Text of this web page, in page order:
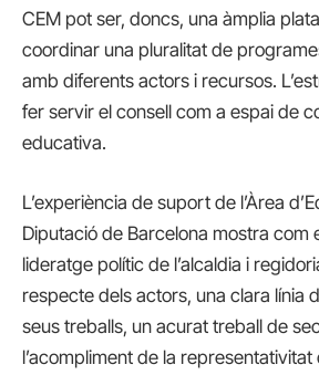
CEM pot ser, doncs, una àmplia
coordinar una pluralitat de
amb diferents actors i recursos.
fer servir el consell com a espai de
educativa.
L’experiència de suport de l’Àrea
Diputació de Barcelona mostra com
lideratge polític de l’alcaldia i
respecte dels actors, una clara línia
seus treballs, un acurat treball de
l’acompliment de la